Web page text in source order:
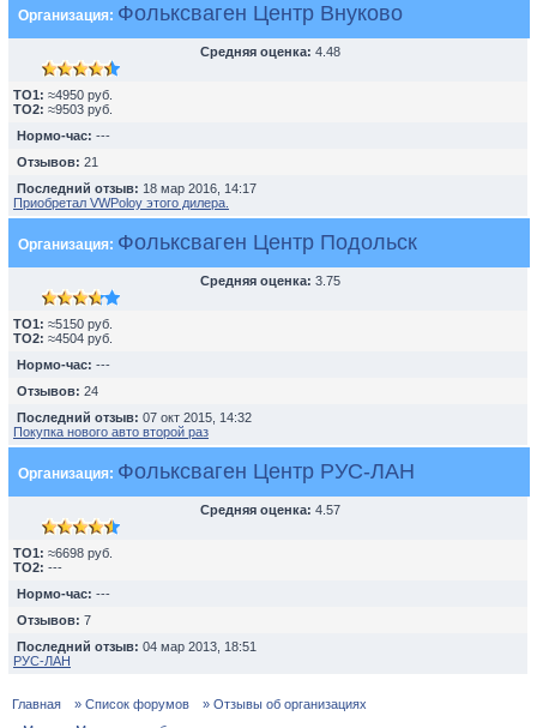
Организация: Фольксваген Центр Внуково
Средняя оценка: 4.48
TO1: ≈4950 руб.
TO2: ≈9503 руб.
Нормо-час: ---
Отзывов: 21
Последний отзыв: 18 мар 2016, 14:17
Приобретал VWPoloу этого дилера.
Организация: Фольксваген Центр Подольск
Средняя оценка: 3.75
TO1: ≈5150 руб.
TO2: ≈4504 руб.
Нормо-час: ---
Отзывов: 24
Последний отзыв: 07 окт 2015, 14:32
Покупка нового авто второй раз
Организация: Фольксваген Центр РУС-ЛАН
Средняя оценка: 4.57
TO1: ≈6698 руб.
TO2: ---
Нормо-час: ---
Отзывов: 7
Последний отзыв: 04 мар 2013, 18:51
РУС-ЛАН
Главная » Список форумов
» Отзывы об организациях